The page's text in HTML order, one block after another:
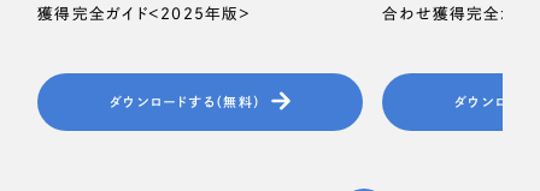
獲得完全ガイド＜2025年版＞
ダウンロードする（無料）
合わせ獲得完全ガイ
ダウンロード